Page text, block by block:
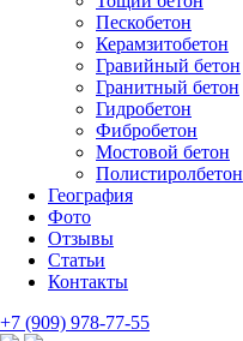
Пескобетон
Керамзитобетон
Гравийный бетон
Гранитный бетон
Гидробетон
Фибробетон
Мостовой бетон
Полистиролбетон
География
Фото
Отзывы
Статьи
Контакты
+7 (909) 978-77-55